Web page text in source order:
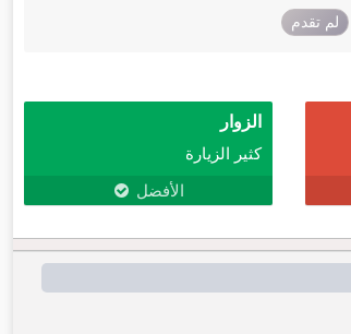
لم تقدم
الزوار
كثير الزيارة
الأفضل